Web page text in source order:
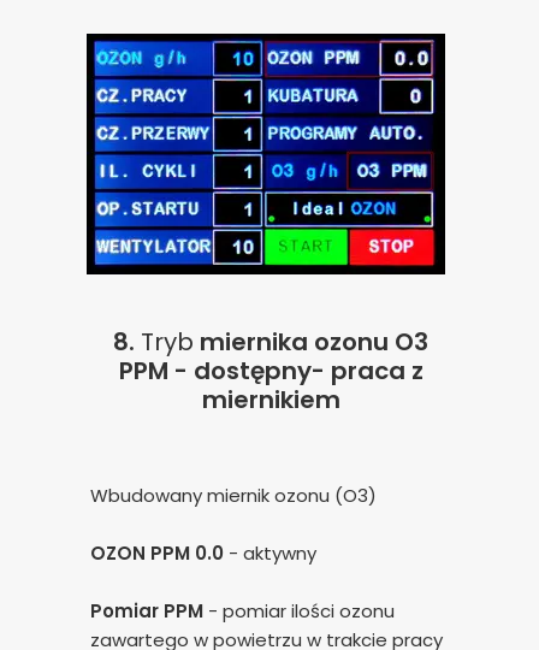
8. Tryb miernika ozonu O3
PPM - dostępny- praca z
miernikiem
Wbudowany miernik ozonu (O3)
OZON PPM 0.0 - aktywny
Pomiar PPM - pomiar ilości ozonu
zawartego w powietrzu w trakcie pracy
Zgoda na pliki cookie
przechowywane na Twoim urządzeniu podczas